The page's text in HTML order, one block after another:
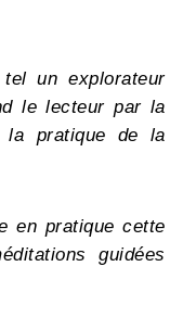
un explorateur
le lecteur par la
la pratique de la
en pratique cette
guidées